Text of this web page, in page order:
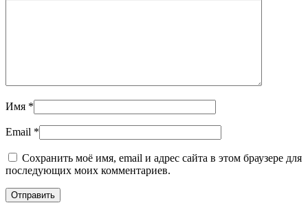
Имя *
Email *
Сохранить моё имя, email и адрес сайта в этом браузере для
последующих моих комментариев.